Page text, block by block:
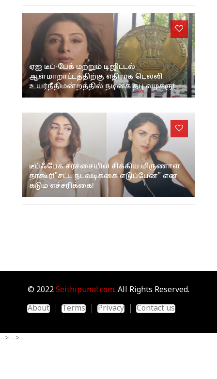
ஏஐ டீப்-பேக் மற்றும் டிஜிட்டல்
ஆள்மாறாட்டத்திற்கு எதிராக டெல்லி
உயர்நீதிமன்றத்தில் நடிகை தபு வழக்கு!
டீப்ஃபேக் சர்ச்சையில் சிக்கிய மிருணாள்
தாகூர்!"சட்ட நடவடிக்கை எடுப்பேன்" என
கடும் எச்சரிக்கை!
© 2022 Seithipunal.com. All Rights Reserved.
About
Terms Privacy Contact us
--> -->